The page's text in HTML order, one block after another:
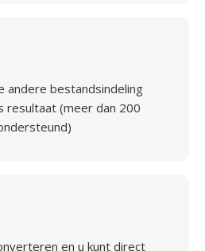
andere bestandsindeling
resultaat (meer dan 200
en u kunt direct